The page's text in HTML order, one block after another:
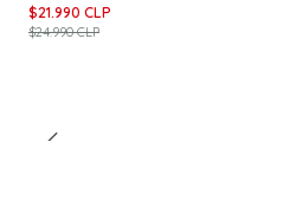
$21.990 CLP
$24.990 CLP